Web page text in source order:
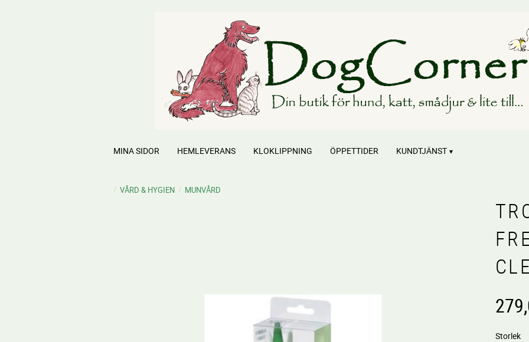
MINA SIDOR HEMLEVERANS KLOKLIPPNING ÖPPETTIDER KUNDTJÄNST
VÅRD & HYGIEN MUNVÅRD
Storlek